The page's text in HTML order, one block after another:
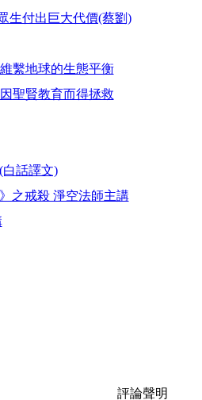
生付出巨大代價(蔡劉)
繫地球的生態平衡
聖賢教育而得拯救
話譯文)
之戒殺 淨空法師主講
評論聲明